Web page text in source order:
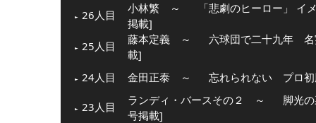
26人目 小林繁 ～
「悲劇のヒーロー」 イ
掲載]
25人目
藤本定義 ～
六球団で二十九年 名
載]
24人目
金田正泰 ～ 忘れられない プロ初
23人目 ランディ・バースその２ ～
脚光
号掲載]